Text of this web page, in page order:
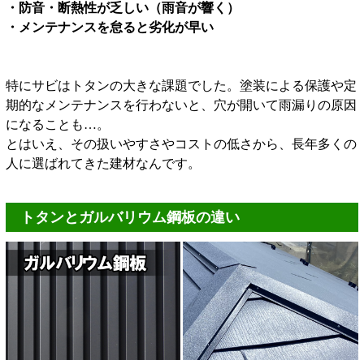
・防音・断熱性が乏しい（雨音が響く）
・メンテナンスを怠ると劣化が早い
特にサビはトタンの大きな課題でした。塗装による保護や定
期的なメンテナンスを行わないと、穴が開いて雨漏りの原因
になることも…。
とはいえ、その扱いやすさやコストの低さから、長年多くの
人に選ばれてきた建材なんです。
トタンとガルバリウム鋼板の違い